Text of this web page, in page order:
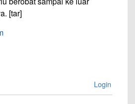
[tar]
Login